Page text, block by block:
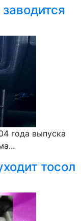
года выпуска
тосол